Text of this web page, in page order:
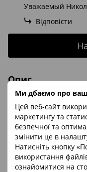
Ми дбаємо про
Цей веб-сайт
маркетингу та
безпечної та
змінити це в
Натисніть кнопку
використання
ознайомитися на
Уважаемый
Відповісти
Опис
Шнурок з натуральної
Підходить більшій
Виглядає стильно,
зав'язуванням шнурку.